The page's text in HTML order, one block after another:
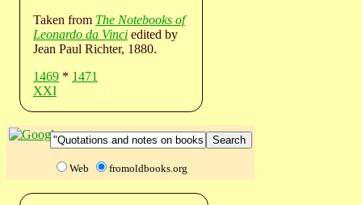
Taken from The Notebooks of
Leonardo da Vinci edited by
Jean Paul Richter, 1880.
1469 * 1471
XXI
Web fromoldbooks.org